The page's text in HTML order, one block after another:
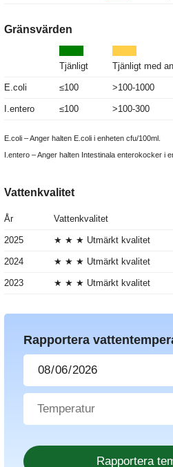
Gränsvärden
Tjänligt Tjänligt med
E.coli ≤100 >100-1000
I.entero ≤100 >100-300
E.coli – Anger halten E.coli i enheten cfu/100ml.
I.entero – Anger halten Intestinala enterokocker i
Vattenkvalitet
År Vattenkvalitet
2025 ★ ★ ★ Utmärkt kvalitet
2024 ★ ★ ★ Utmärkt kvalitet
2023 ★ ★ ★ Utmärkt kvalitet
Rapportera